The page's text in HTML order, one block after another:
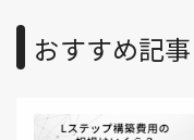
おすすめ記事